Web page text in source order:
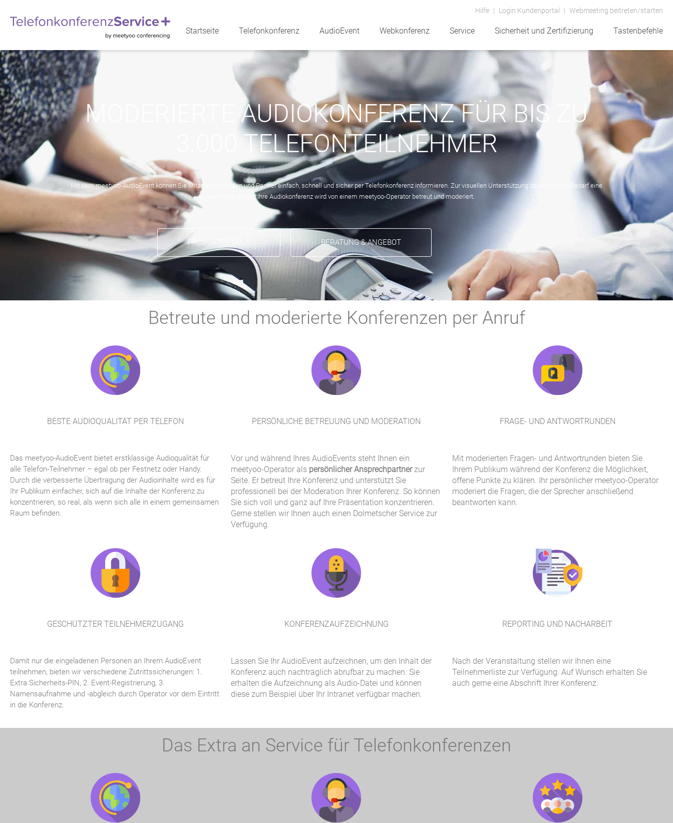
Hilfe Login Kundenportal Webmeeting beitreten/starten
Startseite Telefonkonferenz AudioEvent Webkonferenz Service Sicherheit und Zertifizierung Tastenbefehle
MODERIERTE AUDIOKONFERENZ FÜR BIS ZU
3.000 TELEFONTEILNEHMER
Mit dem meetyoo-AudioEvent können Sie Mitarbeiter, Kunden und Partner einfach, schnell und sicher per Telefonkonferenz informieren. Zur visuellen Unterstützung zeigen Sie bei Bedarf eine
Online-Präsentation. Ihre Audiokonferenz wird von einem meetyoo-Operator betreut und moderiert.
PRODUKTDETAILS BERATUNG & ANGEBOT
Betreute und moderierte Konferenzen per Anruf
BESTE AUDIOQUALITÄT PER TELEFON
Das meetyoo-AudioEvent bietet erstklassige Audioqualität für
alle Telefon-Teilnehmer – egal ob per Festnetz oder Handy.
Durch die verbesserte Übertragung der Audioinhalte wird es für
Ihr Publikum einfacher, sich auf die Inhalte der Konferenz zu
konzentrieren, so real, als wenn sich alle in einem gemeinsamen
Raum befinden.
PERSÖNLICHE BETREUUNG UND MODERATION
Vor und während Ihres AudioEvents steht Ihnen ein
meetyoo-Operator als persönlicher Ansprechpartnerzur
Seite. Er betreut Ihre Konferenz und unterstützt Sie
professionell bei der Moderation Ihrer Konferenz. So können
Sie sich voll und ganz auf Ihre Präsentation konzentrieren.
Gerne stellen wir Ihnen auch einen Dolmetscher Service zur
Verfügung.
FRAGE- UND ANTWORTRUNDEN
Mit moderierten Fragen- und Antwortrunden bieten Sie
Ihrem Publikum während der Konferenz die Möglichkeit,
offene Punkte zu klären. Ihr persönlicher meetyoo-Operator
moderiert die Fragen, die der Sprecher anschließend
beantworten kann.
GESCHÜTZTER TEILNEHMERZUGANG
Damit nur die eingeladenen Personen an Ihrem AudioEvent
teilnehmen, bieten wir verschiedene Zutrittssicherungen: 1.
Extra Sicherheits-PIN, 2. Event-Registrierung, 3.
Namensaufnahme und -abgleich durch Operator vor dem Eintritt
in die Konferenz.
KONFERENZAUFZEICHNUNG
Lassen Sie Ihr AudioEvent aufzeichnen, um den Inhalt der
Konferenz auch nachträglich abrufbar zu machen. Sie
erhalten die Aufzeichnung als Audio-Datei und können
diese zum Beispiel über Ihr Intranet verfügbar machen.
REPORTING UND NACHARBEIT
Nach der Veranstaltung stellen wir Ihnen eine
Teilnehmerliste zur Verfügung. Auf Wunsch erhalten Sie
auch gerne eine Abschrift Ihrer Konferenz.
Das Extra an Service für Telefonkonferenzen